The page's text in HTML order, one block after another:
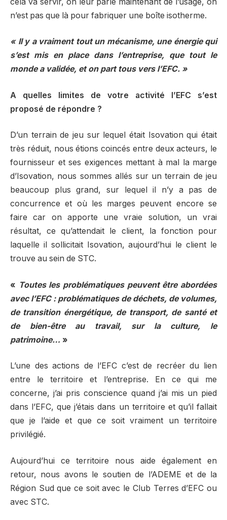
n’est pas que là pour fabriquer une boîte isotherme.
« Il y a vraiment tout un mécanisme, une énergie qui
s’est mis en place dans l’entreprise, que tout le
monde a validée, et on part tous vers l’EFC. »
A quelles limites de votre activité l’EFC s’est
proposé de répondre ?
D’un terrain de jeu sur lequel était Isovation qui était
très réduit, nous étions coincés entre deux acteurs, le
fournisseur et ses exigences mettant à mal la marge
d’Isovation, nous sommes allés sur un terrain de jeu
beaucoup plus grand, sur lequel il n’y a pas de
concurrence et où les marges peuvent encore se
faire car on apporte une vraie solution, un vrai
résultat, ce qu’attendait le client, la fonction pour
laquelle il sollicitait Isovation, aujourd’hui le client le
trouve au sein de STC.
« Toutes les problématiques peuvent être abordées
avec l’EFC : problématiques de déchets, de volumes,
de transition énergétique, de transport, de santé et
de bien-être au travail, sur la culture, le
patrimoine… »
L’une des actions de l’EFC c’est de recréer du lien
entre le territoire et l’entreprise. En ce qui me
concerne, j’ai pris conscience quand j’ai mis un pied
dans l’EFC, que j’étais dans un territoire et qu’il fallait
que je l’aide et que ce soit vraiment un territoire
privilégié.
Aujourd’hui ce territoire nous aide également en
retour, nous avons le soutien de l’ADEME et de la
Région Sud que ce soit avec le Club Terres d’EFC ou
avec STC.